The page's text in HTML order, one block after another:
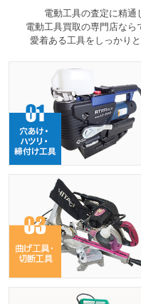
電動工具の査定に精通
電動工具買取の専門店な
愛着ある工具をしっかり